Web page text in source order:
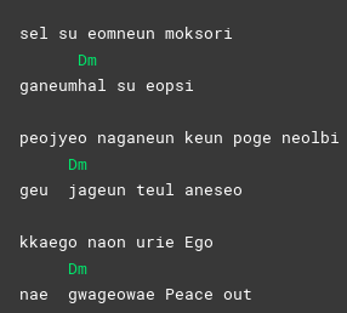
sel su eomneun moksori
ganeum
Dm
hal su eopsi
peojyeo naganeun keun poge neolbi
geu
Dm
jageun teul aneseo
kkaego naon urie Ego
nae
Dm
gwageowae Peace out